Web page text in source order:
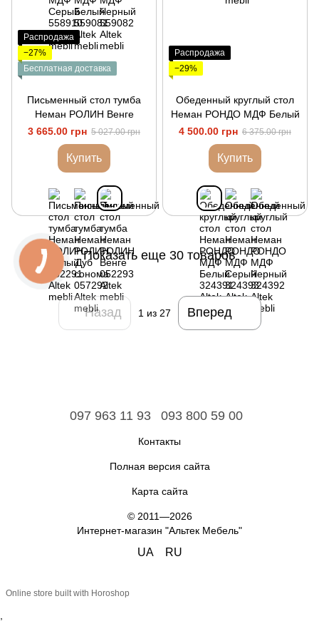
Распродажа
−27%
Бесплатная доставка
Письменный стол тумба
Неман РОЛИН Венге
3 665.00 грн 5 027.00 грн
Купить
Распродажа
−29%
Обеденный круглый стол
Неман РОНДО МДФ Белый
4 500.00 грн 6 375.00 грн
Купить
Показать еще 30 товаров
Назад 1 из 27 Вперед
097 963 11 93 093 800 59 00
Контакты
Полная версия сайта
Карта сайта
© 2011—2026
Интернет-магазин "Альтек Мебель"
UA RU
Online store built with Horoshop